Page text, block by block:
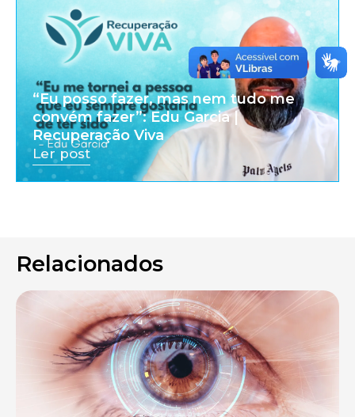
“Eu posso fazer, mas nem tudo me
convém fazer”: Edu Garcia |
Recuperação Viva
Ler post
Relacionados